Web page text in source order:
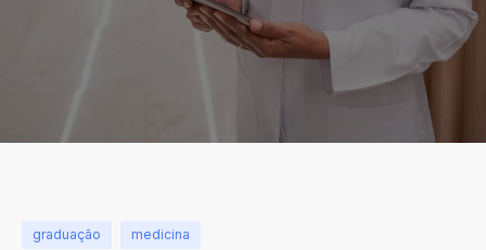
graduação medicina